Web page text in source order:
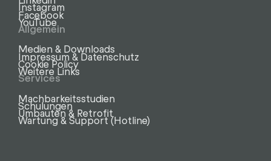
Instagram
Facebook
YouTube
Allgemein
Medien & Downloads
Impressum & Datenschutz
Cookie Policy
Weitere Links
Services
Machbarkeitsstudien
Schulungen
Umbauten & Retrofit
Wartung & Support (Hotline)